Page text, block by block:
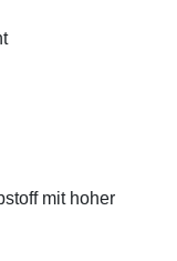
mit hoher